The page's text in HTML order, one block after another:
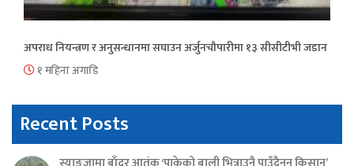
अपराध नियन्त्रण र अनुसन्धानमा सघाउन अर्जुनचौपारीमा १३ सीसीटीभी जडान
१ महिना अगाडि
Recent Posts